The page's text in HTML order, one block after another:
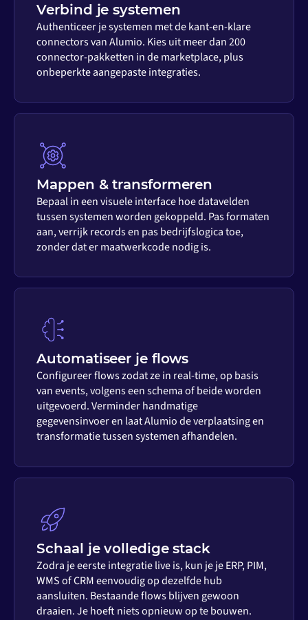
Verbind je systemen
Authenticeer je systemen met de kant-en-klare
connectors van Alumio. Kies uit meer dan 200
connector-pakketten in de marketplace, plus
onbeperkte aangepaste integraties.
Mappen & transformeren
Bepaal in een visuele interface hoe datavelden
tussen systemen worden gekoppeld. Pas formaten
aan, verrijk records en pas bedrijfslogica toe,
zonder dat er maatwerkcode nodig is.
Automatiseer je flows
Configureer flows zodat ze in real-time, op basis
van events, volgens een schema of beide worden
uitgevoerd. Verminder handmatige
gegevensinvoer en laat Alumio de verplaatsing en
transformatie tussen systemen afhandelen.
Schaal je volledige stack
Zodra je eerste integratie live is, kun je je ERP, PIM,
WMS of CRM eenvoudig op dezelfde hub
aansluiten. Bestaande flows blijven gewoon
draaien. Je hoeft niets opnieuw op te bouwen.